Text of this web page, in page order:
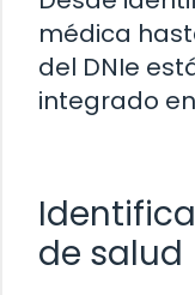
médica
del DNIe
integrado
de salud